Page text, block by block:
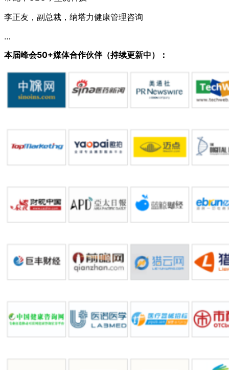
李正友，副总裁，纳塔力健康管理咨询
…
本届峰会50+媒体合作伙伴（持续更新中）：